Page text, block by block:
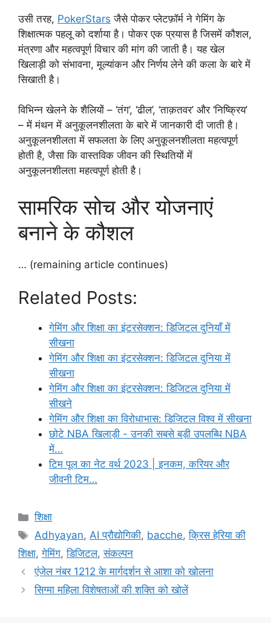
उसी तरह, PokerStars जैसे पोकर प्लेटफ़ॉर्म ने गेमिंग के
शिक्षात्मक पहलू को दर्शाया है। पोकर एक प्रयास है जिसमें कौशल,
मंत्रणा और महत्वपूर्ण विचार की मांग की जाती है। यह खेल
खिलाड़ी को संभावना, मूल्यांकन और निर्णय लेने की कला के बारे में
सिखाती है।
विभिन्न खेलने के शैलियों – ‘तंग’, ‘ढील’, ‘ताक़तवर’ और ‘निष्क्रिय’
– में मंथन में अनुकूलनशीलता के बारे में जानकारी दी जाती है।
अनुकूलनशीलता में सफलता के लिए अनुकूलनशीलता महत्वपूर्ण
होती है, जैसा कि वास्तविक जीवन की स्थितियों में
अनुकूलनशीलता महत्वपूर्ण होती है।
सामरिक सोच और योजनाएं
बनाने के कौशल
… (remaining article continues)
Related Posts:
गेमिंग और शिक्षा का इंटरसेक्शन: डिजिटल दुनियाँ में
सीखना
गेमिंग और शिक्षा का इंटरसेक्शन: डिजिटल दुनिया में
सीखना
गेमिंग और शिक्षा का इंटरसेक्शन: डिजिटल दुनिया में
सीखने
गेमिंग और शिक्षा का विरोधाभास: डिजिटल विश्व में सीखना
छोटे NBA खिलाड़ी - उनकी सबसे बड़ी उपलब्धि NBA
में…
टिम पूल का नेट वर्थ 2023 | इनकम, करियर और
जीवनी टिम…
Categories
शिक्षा
Tags
Adhyayan,AI प्रौद्योगिकी, bacche,क्रिस हेरिया की
शिक्षा,गेमिंग,डिजिटल,संकल्पन
एंजेल नंबर 1212 के मार्गदर्शन से आशा को खोलना
सिग्मा महिला विशेषताओं की शक्ति को खोलें